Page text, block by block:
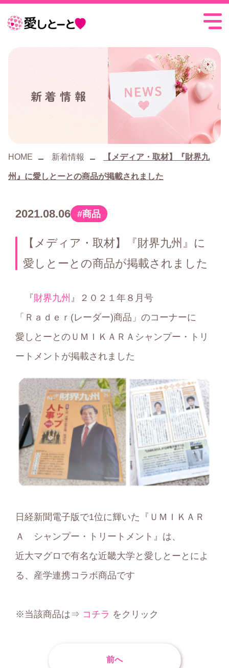
愛
新着情報
HOME 新着情報 【メディア・取材】『財界九
州』に愛しとーとの商品が掲載されました
【メディア・取材】『財界九州』に
愛しとーとの商品が掲載されました
2021.08.06カ 商品
『財界九州 』２０２１年８月号
「Ｒａｄｅｒ(レーダー)商品」のコーナーに
愛しとーとのＵＭＩＫＡＲＡシャンプー・トリ
ートメントが掲載されました
日経新聞電子版で1位に輝いた『ＵＭＩＫＡＲ
Ａ シャンプー・トリートメント』は、
近大マグロで有名な近畿大学と愛しとーとによ
る、産学連携コラボ商品です
※当該商品は⇒ コチラ をクリック
前へ